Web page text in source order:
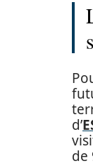
d’
de